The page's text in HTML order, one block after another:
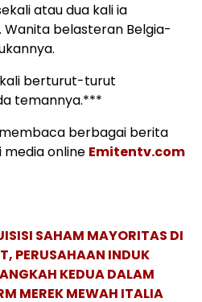
atau dua kali ia
belasteran Belgia-
berturut-turut
temannya.***
berbagai berita
media online Emitentv.com
SAHAM MAYORITAS DI
PERUSAHAAN INDUK
KEDUA DALAM
MEREK MEWAH ITALIA